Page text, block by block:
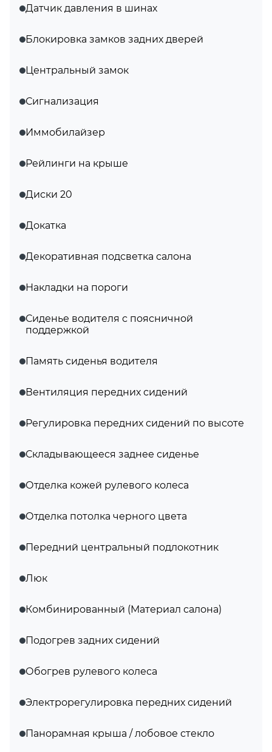
Датчик давления в шинах
Блокировка замков задних дверей
Центральный замок
Сигнализация
Иммобилайзер
Рейлинги на крыше
Диски 20
Докатка
Декоративная подсветка салона
Накладки на пороги
Сиденье водителя с поясничной
поддержкой
Память сиденья водителя
Вентиляция передних сидений
Регулировка передних сидений по высоте
Складывающееся заднее сиденье
Отделка кожей рулевого колеса
Отделка потолка черного цвета
Передний центральный подлокотник
Люк
Комбинированный (Материал салона)
Подогрев задних сидений
Обогрев рулевого колеса
Электрорегулировка передних сидений
Панорамная крыша / лобовое стекло